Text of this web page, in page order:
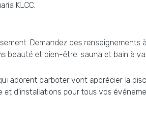
KLCC.
Demandez des renseignements
beauté et bien-être: sauna et bain à
adorent barboter vont apprécier la
et d’installations pour tous vos